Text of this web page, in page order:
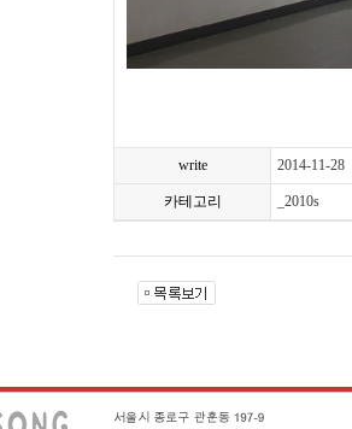
write 2014-11-28
카테고리 _2010s